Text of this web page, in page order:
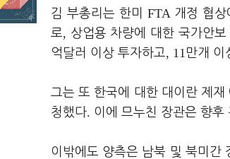
김 부총리는 한미 FTA 개정 협
로, 상업용 차량에 대한 국가안
억달러 이상 투자하고, 11만개 이
그는 또 한국에 대한 대이란 제
청했다. 이에 므누친 장관은 향
이밖에도 양측은 남북 및 북미간